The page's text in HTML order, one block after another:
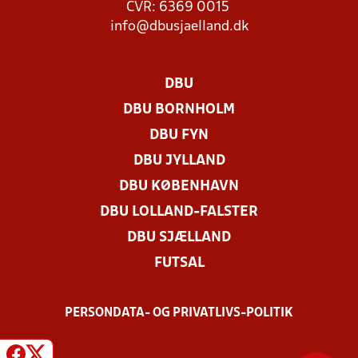
CVR: 6369 0015
info@dbusjaelland.dk
DBU
DBU BORNHOLM
DBU FYN
DBU JYLLAND
DBU KØBENHAVN
DBU LOLLAND-FALSTER
DBU SJÆLLAND
FUTSAL
PERSONDATA- OG PRIVATLIVS-POLITIK